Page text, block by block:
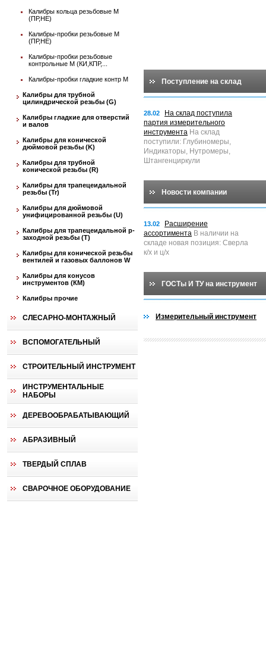
Калибры кольца резьбовые М
(ПР,НЕ)
Калибры-пробки резьбовые М
(ПР,НЕ)
Калибры-пробки резьбовые
контрольные М (КИ,КПР,...
Калибры-пробки гладкие контр М
Калибры для трубной
цилиндрической резьбы (G)
Калибры гладкие для отверстий
и валов
Калибры для конической
дюймовой резьбы (K)
Калибры для трубной
конической резьбы (R)
Калибры для трапецеидальной
резьбы (Tr)
Калибры для дюймовой
унифицированной резьбы (U)
Калибры для трапецеидальной p-
заходной резьбы (T)
Калибры для конической резьбы
вентилей и газовых баллонов W
Калибры для конусов
инструментов (КМ)
Калибры прочие
СЛЕСАРНО-МОНТАЖНЫЙ
ВСПОМОГАТЕЛЬНЫЙ
СТРОИТЕЛЬНЫЙ ИНСТРУМЕНТ
ИНСТРУМЕНТАЛЬНЫЕ
НАБОРЫ
ДЕРЕВООБРАБАТЫВАЮЩИЙ
АБРАЗИВНЫЙ
ТВЕРДЫЙ СПЛАВ
СВАРОЧНОЕ ОБОРУДОВАНИЕ
Поступление на склад
28.02
На склад поступила
партия измерительного
инструмента На склад
поступили: Глубиномеры,
Индикаторы, Нутромеры,
Штангенциркули
Новости компании
13.02
Расширение
ассортимента В наличии на
складе новая позиция: Сверла
к/х и ц/х
ГОСТы И ТУ на инструмент
Измерительный инструмент